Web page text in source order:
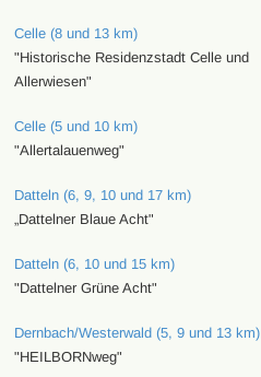
Celle (8 und 13 km)
"Historische Residenzstadt Celle und
Allerwiesen"
Celle (5 und 10 km)
"Allertalauenweg"
Datteln (6, 9, 10 und 17 km)
„Dattelner Blaue Acht"
Datteln (6, 10 und 15 km)
"Dattelner Grüne Acht"
Dernbach/Westerwald (5, 9 und 13 km)
"HEILBORNweg"